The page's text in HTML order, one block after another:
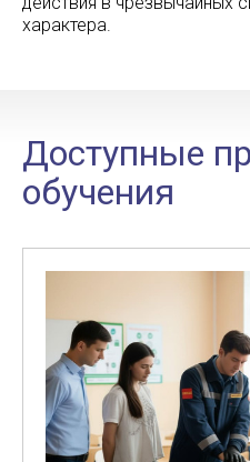
характера.
Доступные
обучения